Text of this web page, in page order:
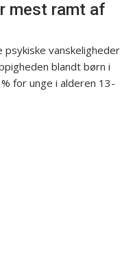
mest ramt af
vanskeligheder
blandt børn i
for unge i alderen 13-